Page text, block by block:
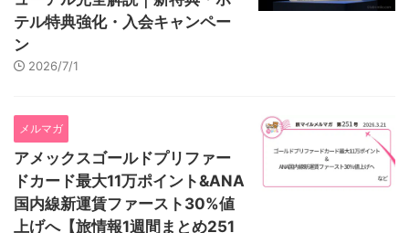
テル特典強化・入会キャンペー
ン
2026/7/1
メルマガ
アメックスゴールドプリファー
ドカード最大11万ポイント&ANA
国内線新運賃ファースト30%値
上げへ【旅情報1週間まとめ251